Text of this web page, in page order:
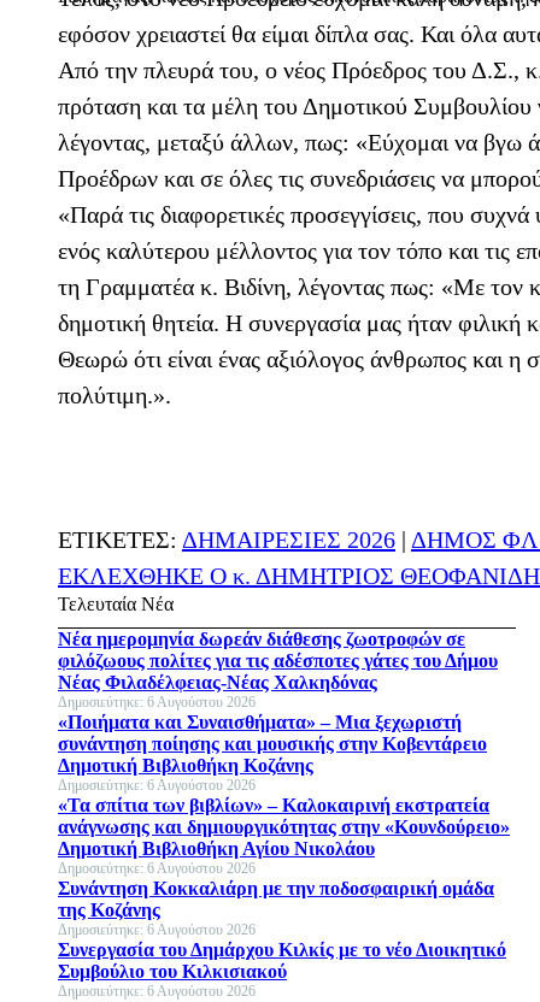
εφόσον χρειαστεί θα είμαι δίπλα σας. Και όλα
Από την πλευρά του, ο νέος Πρόεδρος του Δ.Σ.,
πρόταση και τα μέλη του Δημοτικού
λέγοντας, μεταξύ άλλων, πως: «Εύχομαι να βγω
Προέδρων και σε όλες τις συνεδριάσεις να
«Παρά τις διαφορετικές προσεγγίσεις, που
ενός καλύτερου μέλλοντος για τον τόπο και τις
τη Γραμματέα κ. Βιδίνη, λέγοντας πως: «Με τον
δημοτική θητεία. Η συνεργασία μας ήταν φιλική
Θεωρώ ότι είναι ένας αξιόλογος άνθρωπος και η
πολύτιμη.».
ΕΤΙΚΕΤΕΣ: ΔΗΜΑΙΡΕΣΙΕΣ 2026 | ΔΗΜΟΣ
ΕΚΛΕΧΘΗΚΕ Ο κ. ΔΗΜΗΤΡΙΟΣ
Τελευταία Νέα
Νέα ημερομηνία δωρεάν διάθεσης ζωοτροφών σε
φιλόζωους πολίτες για τις αδέσποτες γάτες του Δήμου
Νέας Φιλαδέλφειας-Νέας Χαλκηδόνας
Δημοσιεύτηκε: 6 Αυγούστου 2026
«Ποιήματα και Συναισθήματα» – Μια ξεχωριστή
συνάντηση ποίησης και μουσικής στην Κοβεντάρειο
Δημοτική Βιβλιοθήκη Κοζάνης
Δημοσιεύτηκε: 6 Αυγούστου 2026
«Τα σπίτια των βιβλίων» – Καλοκαιρινή εκστρατεία
ανάγνωσης και δημιουργικότητας στην «Κουνδούρειο»
Δημοτική Βιβλιοθήκη Αγίου Νικολάου
Δημοσιεύτηκε: 6 Αυγούστου 2026
Συνάντηση Κοκκαλιάρη με την ποδοσφαιρική ομάδα
της Κοζάνης
Δημοσιεύτηκε: 6 Αυγούστου 2026
Συνεργασία του Δημάρχου Κιλκίς με το νέο Διοικητικό
Συμβούλιο του Κιλκισιακού
Δημοσιεύτηκε: 6 Αυγούστου 2026